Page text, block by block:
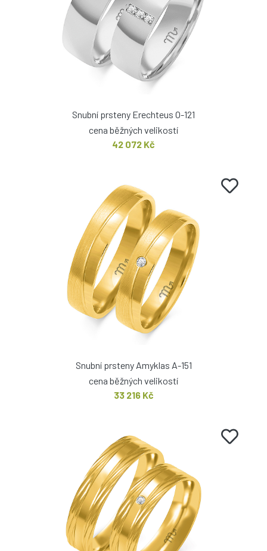
Snubní prsteny Erechteus O-121
cena běžných velikostí
42 072 Kč
Snubní prsteny Amyklas A-151
cena běžných velikostí
33 216 Kč